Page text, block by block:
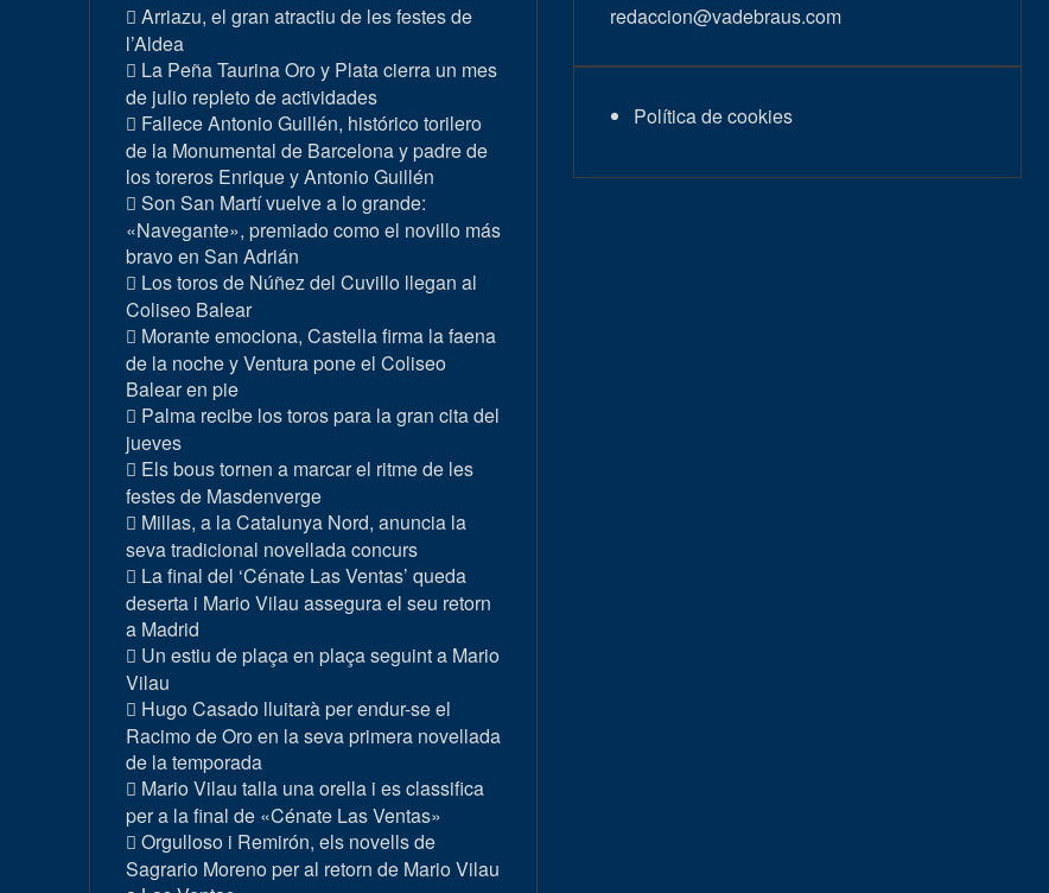
Arriazu, el gran atractiu de les festes de
l’Aldea
La Peña Taurina Oro y Plata cierra un mes
de julio repleto de actividades
Fallece Antonio Guillén, histórico torilero
de la Monumental de Barcelona y padre de
los toreros Enrique y Antonio Guillén
Son San Martí vuelve a lo grande:
«Navegante», premiado como el novillo más
bravo en San Adrián
Los toros de Núñez del Cuvillo llegan al
Coliseo Balear
Morante emociona, Castella firma la faena
de la noche y Ventura pone el Coliseo
Balear en pie
Palma recibe los toros para la gran cita del
jueves
Els bous tornen a marcar el ritme de les
festes de Masdenverge
Millas, a la Catalunya Nord, anuncia la
seva tradicional novellada concurs
La final del ‘Cénate Las Ventas’ queda
deserta i Mario Vilau assegura el seu retorn
a Madrid
Un estiu de plaça en plaça seguint a Mario
Vilau
Hugo Casado lluitarà per endur-se el
Racimo de Oro en la seva primera novellada
de la temporada
Mario Vilau talla una orella i es classifica
per a la final de «Cénate Las Ventas»
Orgulloso i Remirón, els novells de
Sagrario Moreno per al retorn de Mario Vilau
redaccion@vadebraus.com
Política de cookies